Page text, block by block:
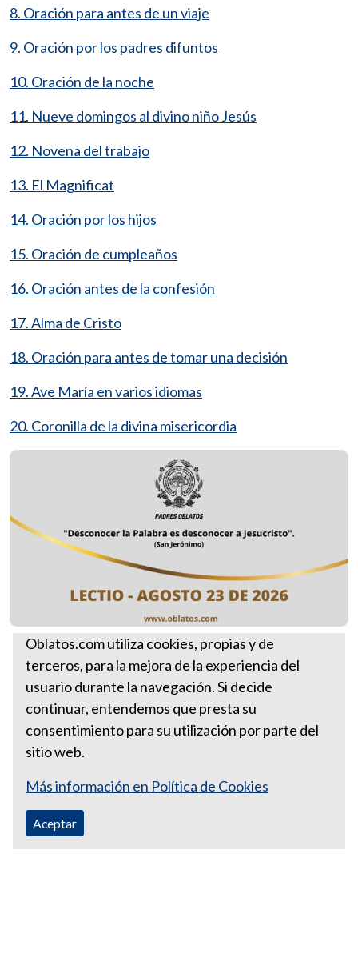
8. Oración para antes de un viaje
9. Oración por los padres difuntos
10. Oración de la noche
11. Nueve domingos al divino niño Jesús
12. Novena del trabajo
13. El Magnificat
14. Oración por los hijos
15. Oración de cumpleaños
16. Oración antes de la confesión
17. Alma de Cristo
18. Oración para antes de tomar una decisión
19. Ave María en varios idiomas
20. Coronilla de la divina misericordia
Santa Sede
Más Lectios Divinas
Lectio agosto 23 de 2026
Oblatos.com utiliza cookies, propias y de
terceros, para la mejora de la experiencia del
usuario durante la navegación. Si decide
continuar, entendemos que presta su
consentimiento para su utilización por parte del
sitio web.
Más información en Política de Cookies
Aceptar